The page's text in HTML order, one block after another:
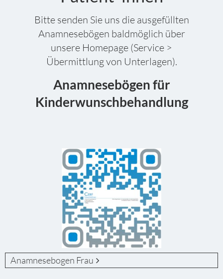
vollendeten 12. Schwangerschaftswoche gegen
Grippe impfen lassen.
Bitte senden Sie uns die ausgefüllten
Anamnesebögen baldmöglich über
unsere Homepage (Service >
Übermittlung von Unterlagen).
Anamnesebögen für
Kinderwunschbehandlung
Anamnesebogen Frau